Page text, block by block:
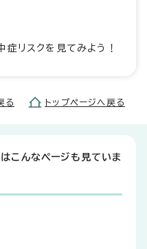
リスクを見てみよう！
る トップページへ戻る
こんなページも見ていま